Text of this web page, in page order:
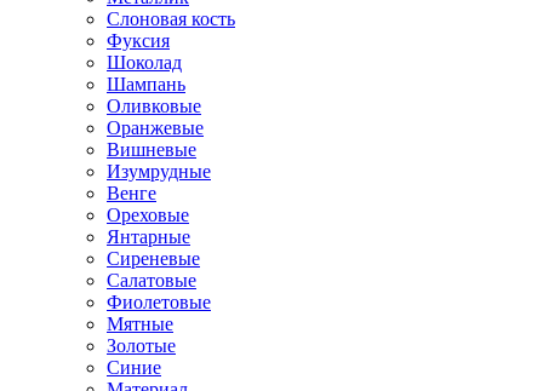
Слоновая кость
Фуксия
Шоколад
Шампань
Оливковые
Оранжевые
Вишневые
Изумрудные
Венге
Ореховые
Янтарные
Сиреневые
Салатовые
Фиолетовые
Мятные
Золотые
Синие